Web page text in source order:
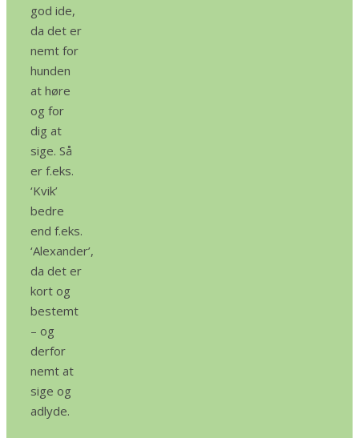
god ide,
da det er
nemt for
hunden
at høre
og for
dig at
sige. Så
er f.eks.
‘Kvik’
bedre
end f.eks.
‘Alexander’,
da det er
kort og
bestemt
– og
derfor
nemt at
sige og
adlyde.